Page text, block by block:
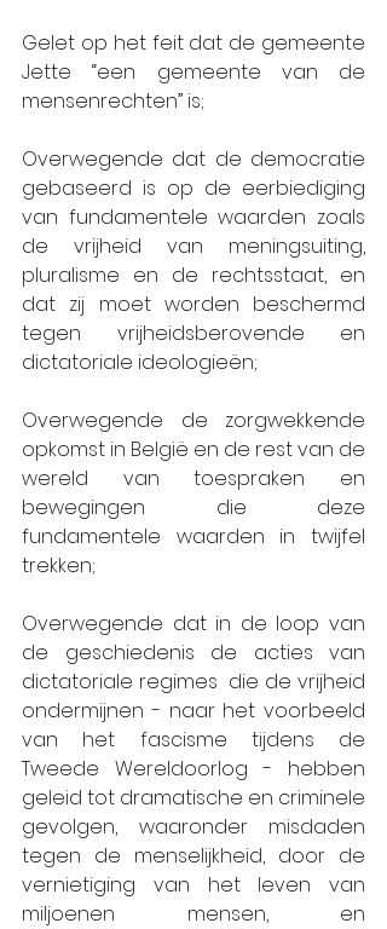
Gelet op het feit dat de gemeente
Jette “een gemeente van de
mensenrechten” is;
Overwegende dat de democratie
gebaseerd is op de eerbiediging
van fundamentele waarden zoals
de vrijheid van meningsuiting,
pluralisme en de rechtsstaat, en
dat zij moet worden beschermd
tegen vrijheidsberovende en
dictatoriale ideologieën;
Overwegende de zorgwekkende
opkomst in België en de rest van de
wereld van toespraken en
bewegingen die deze
fundamentele waarden in twijfel
trekken;
Overwegende dat in de loop van
de geschiedenis de acties van
dictatoriale regimes  die de vrijheid
ondermijnen - naar het voorbeeld
van het fascisme tijdens de
Tweede Wereldoorlog - hebben
geleid tot dramatische en criminele
gevolgen, waaronder misdaden
tegen de menselijkheid, door de
vernietiging van het leven van
miljoenen mensen, en